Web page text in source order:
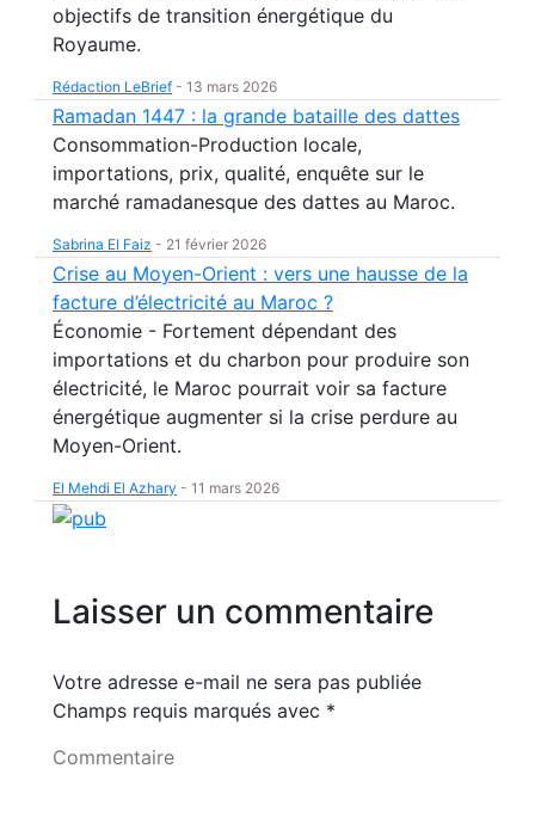
objectifs de transition énergétique du
Royaume.
Rédaction LeBrief - 13 mars 2026
Ramadan 1447 : la grande bataille des dattes
Consommation-Production locale,
importations, prix, qualité, enquête sur le
marché ramadanesque des dattes au Maroc.
Sabrina El Faiz - 21 février 2026
Crise au Moyen-Orient : vers une hausse de la
facture d’électricité au Maroc ?
Économie - Fortement dépendant des
importations et du charbon pour produire son
électricité, le Maroc pourrait voir sa facture
énergétique augmenter si la crise perdure au
Moyen-Orient.
El Mehdi El Azhary - 11 mars 2026
Laisser un commentaire
Votre adresse e-mail ne sera pas publiée
Champs requis marqués avec *
Commentaire